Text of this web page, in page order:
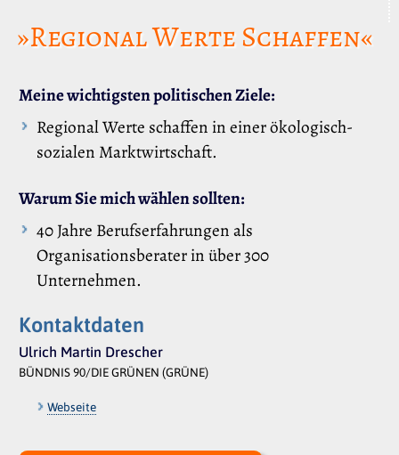
»Regional Werte Schaffen«
Meine wichtigsten politischen Ziele:
Regional Werte schaffen in einer ökologisch-
sozialen Marktwirtschaft.
Warum Sie mich wählen sollten:
40 Jahre Berufserfahrungen als
Organisationsberater in über 300
Unternehmen.
Kontaktdaten
Ulrich Martin Drescher
BÜNDNIS 90/DIE GRÜNEN (GRÜNE)
Webseite